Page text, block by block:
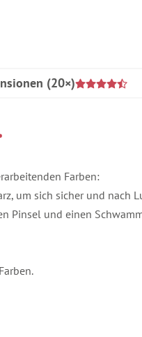
(20×)
Farben:
um sich sicher und nach
Pinsel und einen